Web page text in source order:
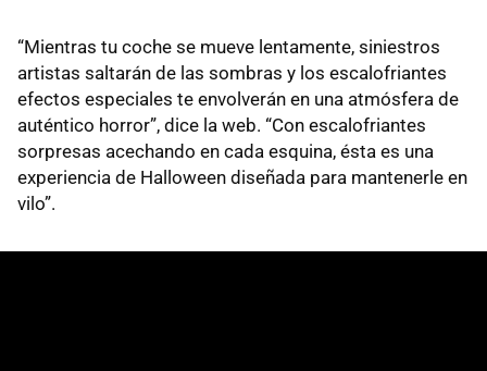
“Mientras tu coche se mueve lentamente, siniestros
artistas saltarán de las sombras y los escalofriantes
efectos especiales te envolverán en una atmósfera de
auténtico horror”, dice la web. “Con escalofriantes
sorpresas acechando en cada esquina, ésta es una
experiencia de Halloween diseñada para mantenerle en
vilo”.